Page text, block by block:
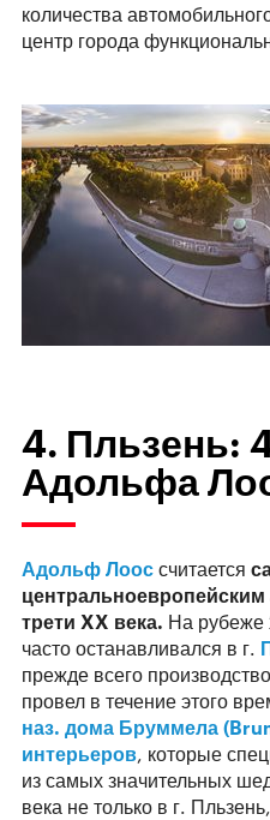
количества
центр города
4. Пльзень:
Адольфа
Адольф Лоос считается
трети XX века. На рубеже
часто останавливался в г.
прежде всего
провел в течение этого
наз. дома Бруммела
интерьеров, которые
из самых значительных
века не только в г.